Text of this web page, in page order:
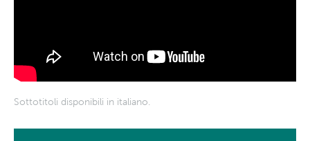
Sottotitoli disponibili in italiano.